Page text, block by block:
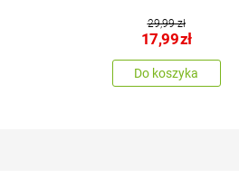
29,99 zł
17,99zł
Do koszyka